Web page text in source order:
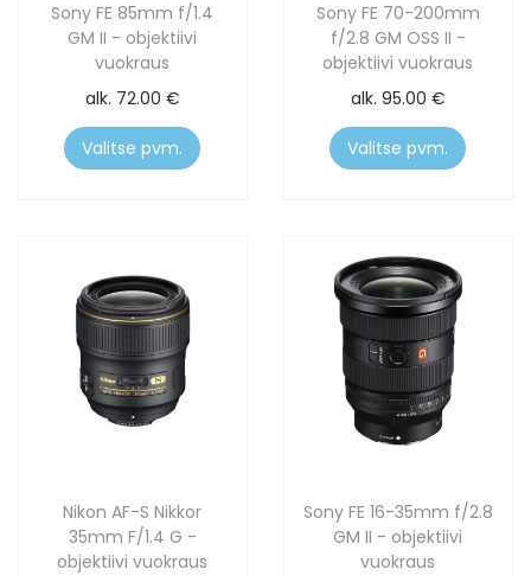
Sony FE 85mm f/1.4
GM II - objektiivi
vuokraus
alk. 72.00 €
Valitse pvm.
Sony FE 70-200mm
f/2.8 GM OSS II -
objektiivi vuokraus
alk. 95.00 €
Valitse pvm.
Nikon AF-S Nikkor
35mm F/1.4 G -
objektiivi vuokraus
Sony FE 16-35mm f/2.8
GM II - objektiivi
vuokraus